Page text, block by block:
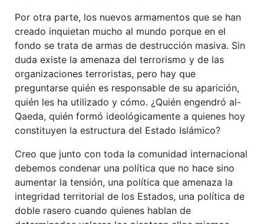
Por otra parte, los nuevos armamentos que se han
creado inquietan mucho al mundo porque en el
fondo se trata de armas de destrucción masiva. Sin
duda existe la amenaza del terrorismo y de las
organizaciones terroristas, pero hay que
preguntarse quién es responsable de su aparición,
quién les ha utilizado y cómo. ¿Quién engendró al-
Qaeda, quién formó ideológicamente a quienes hoy
constituyen la estructura del Estado Islámico?
Creo que junto con toda la comunidad internacional
debemos condenar una política que no hace sino
aumentar la tensión, una política que amenaza la
integridad territorial de los Estados, una política de
doble rasero cuando quienes hablan de